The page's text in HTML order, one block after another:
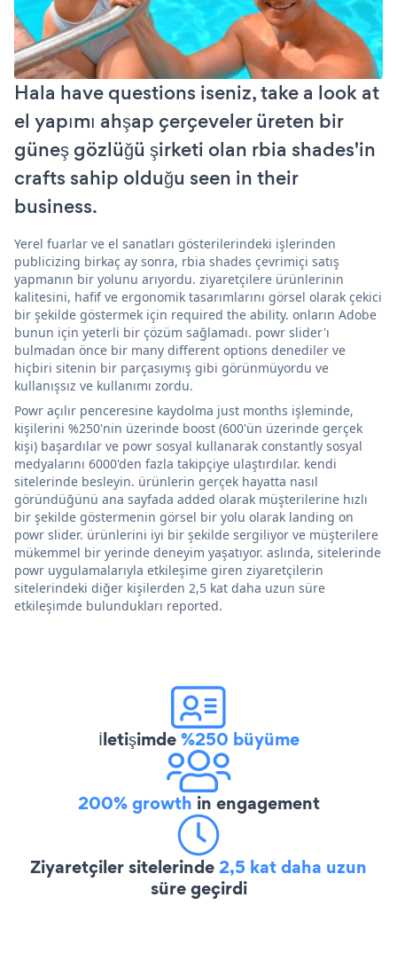
Hala have questions iseniz, take a look at
el yapımı ahşap çerçeveler üreten bir
güneş gözlüğü şirketi olan rbia shades'in
crafts sahip olduğu seen in their
business.
Yerel fuarlar ve el sanatları gösterilerindeki işlerinden
publicizing birkaç ay sonra, rbia shades çevrimiçi satış
yapmanın bir yolunu arıyordu. ziyaretçilere ürünlerinin
kalitesini, hafif ve ergonomik tasarımlarını görsel olarak çekici
bir şekilde göstermek için required the ability. onların Adobe
bunun için yeterli bir çözüm sağlamadı. powr slider'ı
bulmadan önce bir many different options denediler ve
hiçbiri sitenin bir parçasıymış gibi görünmüyordu ve
kullanışsız ve kullanımı zordu.
Powr açılır penceresine kaydolma just months işleminde,
kişilerini %250'nin üzerinde boost (600'ün üzerinde gerçek
kişi) başardılar ve powr sosyal kullanarak constantly sosyal
medyalarını 6000'den fazla takipçiye ulaştırdılar. kendi
sitelerinde besleyin. ürünlerin gerçek hayatta nasıl
göründüğünü ana sayfada added olarak müşterilerine hızlı
bir şekilde göstermenin görsel bir yolu olarak landing on
powr slider. ürünlerini iyi bir şekilde sergiliyor ve müşterilere
mükemmel bir yerinde deneyim yaşatıyor. aslında, sitelerinde
powr uygulamalarıyla etkileşime giren ziyaretçilerin
sitelerindeki diğer kişilerden 2,5 kat daha uzun süre
etkileşimde bulundukları reported.
İletişimde%250 büyüme
200% growth in engagement
Ziyaretçiler sitelerinde2,5 kat daha uzun
süre geçirdi